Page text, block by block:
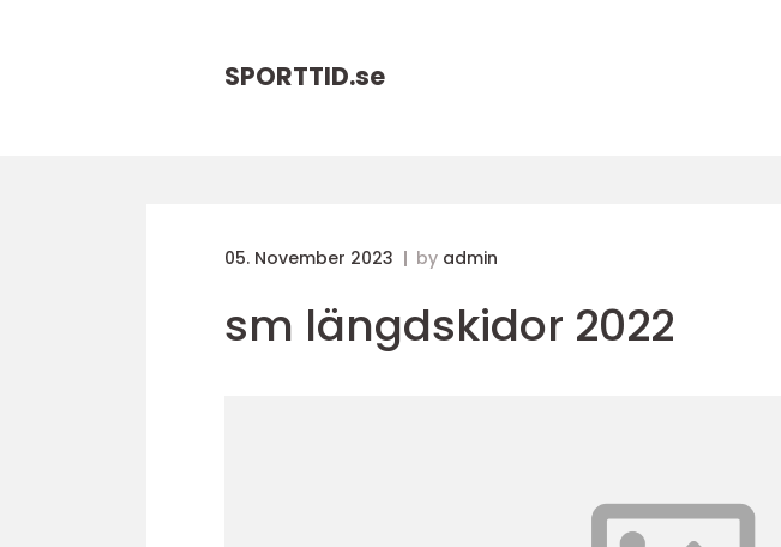
SPORTTID.se
05. November 2023 by admin
sm längdskidor 2022